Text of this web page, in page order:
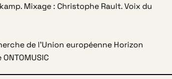
Mixage : Christophe Rault. Voix du
de l’Union européenne Horizon